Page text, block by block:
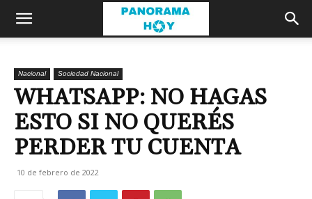
Nacional Sociedad Nacional
WHATSAPP: NO HAGAS
ESTO SI NO QUERÉS
PERDER TU CUENTA
10 de febrero de 2022